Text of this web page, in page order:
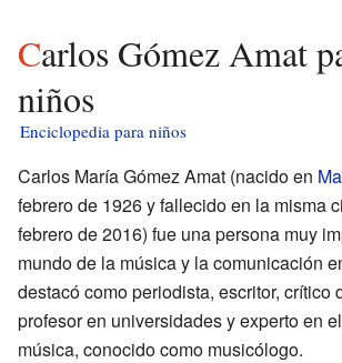
Carlos Gómez Amat para
niños
Enciclopedia para niños
Carlos María Gómez Amat (nacido en
febrero de 1926 y fallecido en la misma
febrero de 2016) fue una persona muy
mundo de la música y la comunicación
destacó como periodista, escritor, crítico
profesor en universidades y experto en
música, conocido como musicólogo.